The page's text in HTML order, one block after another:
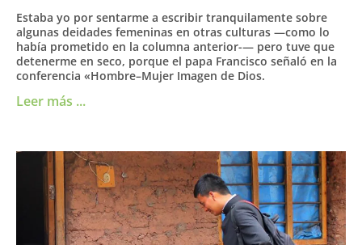
Estaba yo por sentarme a escribir tranquilamente sobre
algunas deidades femeninas en otras culturas —como lo
había prometido en la columna anterior-— pero tuve que
detenerme en seco, porque el papa Francisco señaló en la
conferencia «Hombre–Mujer Imagen de Dios.
Leer más ...